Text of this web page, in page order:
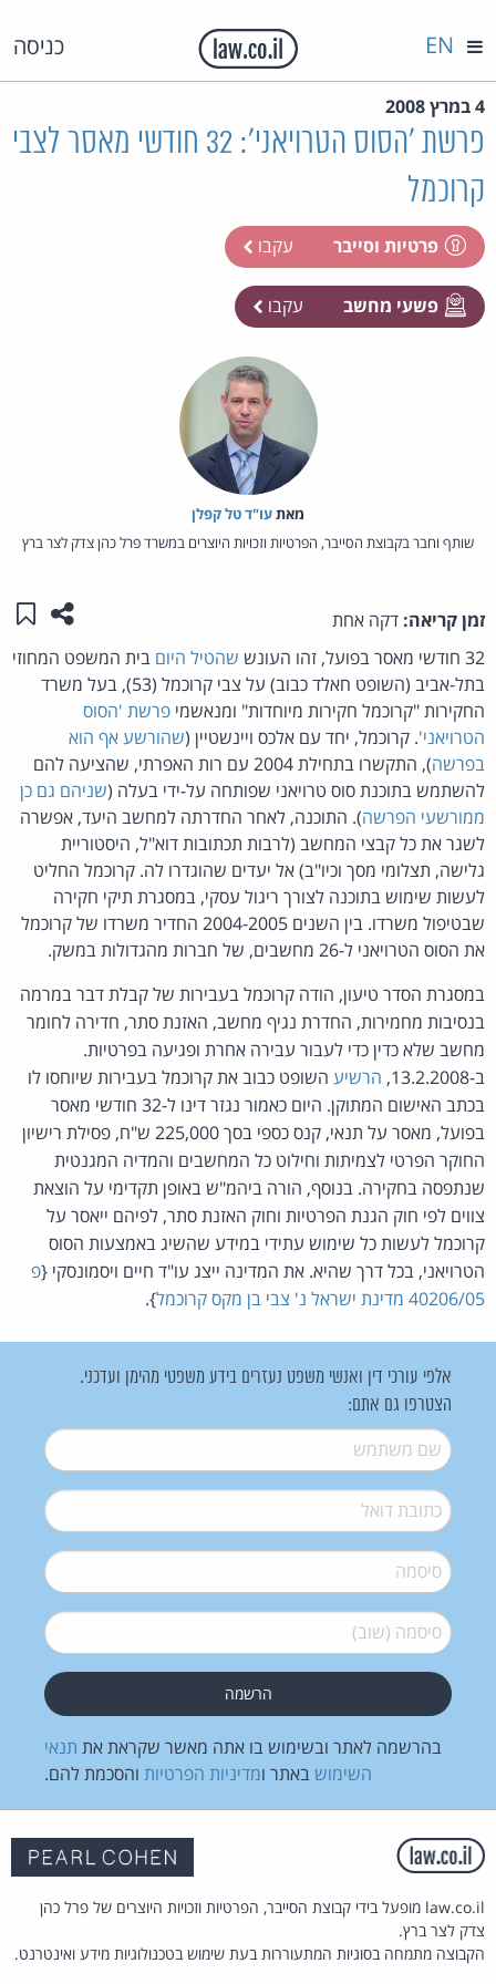
כניסה EN
4 במרץ 2008
פרשת 'הסוס הטרויאני': 32 חודשי מאסר לצבי
קרוכמל
פרטיות וסייבר עקבו
פשעי מחשב עקבו
מאת‏עו"ד טל קפלן
שותף וחבר בקבוצת הסייבר, הפרטיות וזכויות היוצרים במשרד פרל כהן צדק לצר ברץ
זמן קריאה: דקה אחת שתפו
32 חודשי מאסר בפועל, זהו העונש שהטיל היום בית המשפט המחוזי
בתל-אביב (השופט חאלד כבוב) על צבי קרוכמל (53), בעל משרד
החקירות "קרוכמל חקירות מיוחדות" ומנאשמי פרשת 'הסוס
הטרויאני'. קרוכמל, יחד עם אלכס ויינשטיין (שהורשע אף הוא
בפרשה
), התקשרו בתחילת 2004 עם רות האפרתי, שהציעה להם
להשתמש בתוכנת סוס טרויאני שפותחה על-ידי בעלה (שניהם גם כן
ממורשעי הפרשה). התוכנה, לאחר החדרתה למחשב היעד, אפשרה
לשגר את כל קבצי המחשב (לרבות תכתובות דוא"ל, היסטוריית
גלישה, תצלומי מסך וכיו"ב) אל יעדים שהוגדרו לה. קרוכמל החליט
לעשות שימוש בתוכנה לצורך ריגול עסקי, במסגרת תיקי חקירה
שבטיפול משרדו. בין השנים 2004-2005 החדיר משרדו של קרוכמל
את הסוס הטרויאני ל-26 מחשבים, של חברות מהגדולות במשק.
במסגרת הסדר טיעון, הודה קרוכמל בעבירות של קבלת דבר במרמה
בנסיבות מחמירות, החדרת נגיף מחשב, האזנת סתר, חדירה לחומר
מחשב שלא כדין כדי לעבור עבירה אחרת ופגיעה בפרטיות.
ב-13.2.2008,
הרשיע השופט כבוב את קרוכמל בעבירות שיוחסו לו
בכתב האישום המתוקן. היום כאמור נגזר דינו ל-32 חודשי מאסר
בפועל, מאסר על תנאי, קנס כספי בסך 225,000 ש"ח, פסילת רישיון
החוקר הפרטי לצמיתות וחילוט כל המחשבים והמדיה המגנטית
שנתפסה בחקירה. בנוסף, הורה ביהמ"ש באופן תקדימי על הוצאת
צווים לפי חוק הגנת הפרטיות וחוק האזנת סתר, לפיהם ייאסר על
קרוכמל לעשות כל שימוש עתידי במידע שהשיג באמצעות הסוס
הטרויאני, בכל דרך שהיא. את המדינה ייצג עו"ד חיים ויסמונסקי {פ
40206/05 מדינת ישראל נ' צבי בן מקס קרוכמל
}.
אלפי עורכי דין ואנשי משפט נעזרים בידע משפטי מהימן ועדכני.
הצטרפו גם אתם:
שם משתמש*
דואל*
סיסמה*
סיסמה (שוב)*
בהרשמה לאתר ובשימוש בו אתה מאשר שקראת את תנאי
השימוש באתר ומדיניות הפרטיות והסכמת להם.
law.co.il מופעל בידי קבוצת הסייבר, הפרטיות וזכויות היוצרים של פרל כהן
צדק לצר ברץ.
הקבוצה מתמחה בסוגיות המתעוררות בעת שימוש בטכנולוגיות מידע ואינטרנט.